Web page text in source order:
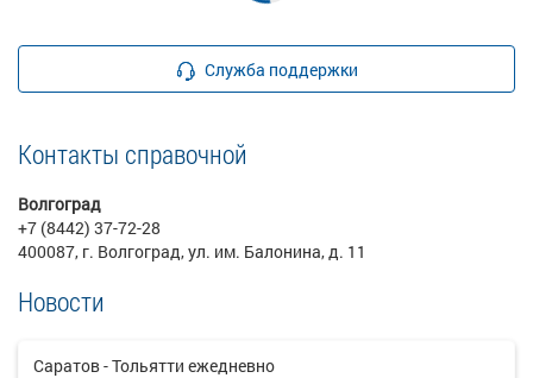
Служба поддержки
Контакты справочной
Волгоград
+7 (8442) 37-72-28
400087, г. Волгоград, ул. им. Балонина, д. 11
Новости
Саратов - Тольятти ежедневно